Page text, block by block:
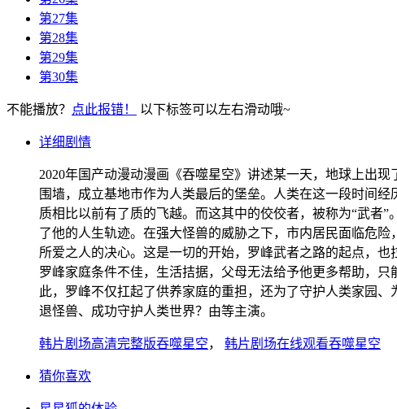
第27集
第28集
第29集
第30集
不能播放？ 点此报错！ 以下标签可以左右滑动哦~
详细剧情
2020年国产动漫动漫画《吞噬星空》讲述某一天，地球上出
围墙，成立基地市作为人类最后的堡垒。人类在这一段时间
质相比以前有了质的飞越。而这其中的佼佼者，被称为“武者
了他的人生轨迹。在强大怪兽的威胁之下，市内居民面临危
所爱之人的决心。这是一切的开始，罗峰武者之路的起点，
罗峰家庭条件不佳，生活拮据，父母无法给予他更多帮助，
此，罗峰不仅扛起了供养家庭的重担，还为了守护人类家园
退怪兽、成功守护人类世界？由等主演。
韩片剧场高清完整版吞噬星空， 韩片剧场在线观看吞噬星空
猜你喜欢